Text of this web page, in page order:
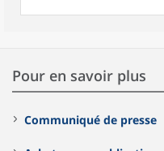
Pour en savoir plus
Communiqué de presse